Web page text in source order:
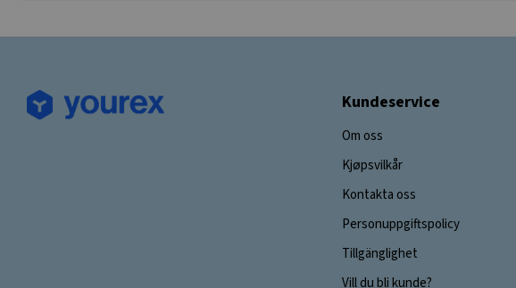
Kundeservice
Om oss
Kjøpsvilkår
Kontakta oss
Personuppgiftspolicy
Tillgänglighet
Vill du bli kunde?